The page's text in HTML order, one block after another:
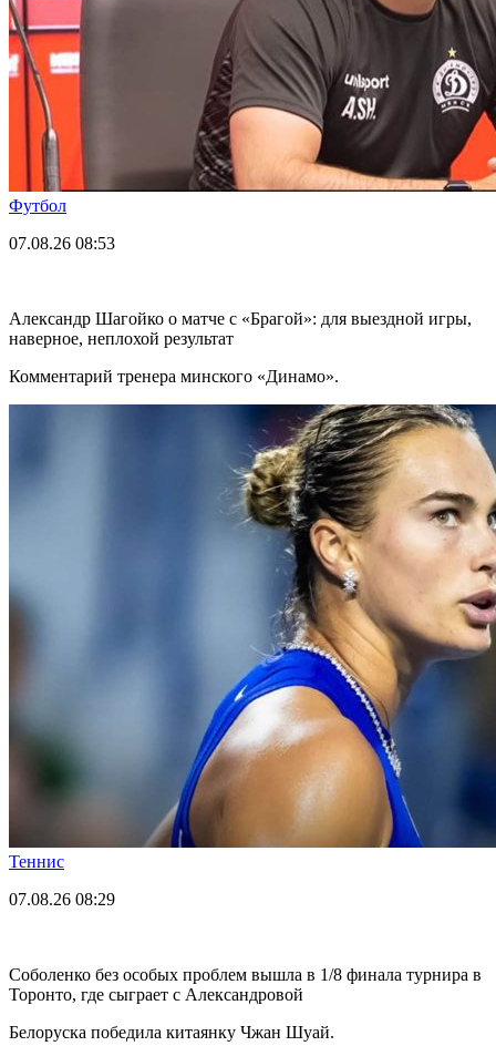
Футбол
07.08.26 08:53
Александр Шагойко о матче с «Брагой»: для выездной игры,
наверное, неплохой результат
Комментарий тренера минского «Динамо».
Теннис
07.08.26 08:29
Соболенко без особых проблем вышла в 1/8 финала турнира в
Торонто, где сыграет с Александровой
Белоруска победила китаянку Чжан Шуай.